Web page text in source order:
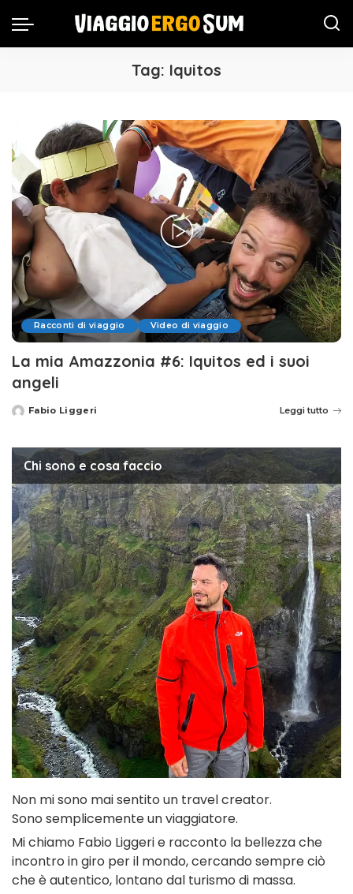
Tag: Iquitos
Racconti di viaggio Video di viaggio
La mia Amazzonia #6: Iquitos ed i suoi
angeli
Posted
Fabio Liggeri Leggi tutto
Chi sono e cosa faccio
Non mi sono mai sentito un travel creator.
Sono semplicemente un viaggiatore.
Mi chiamo Fabio Liggeri e racconto la bellezza che
incontro in giro per il mondo, cercando sempre ciò
che è autentico, lontano dal turismo di massa.